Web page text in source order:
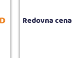
Redovna